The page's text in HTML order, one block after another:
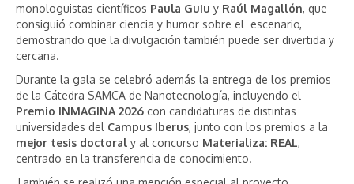
monologuistas científicos Paula Guiu y Raúl Magallón, que
consiguió combinar ciencia y humor sobre el escenario,
demostrando que la divulgación también puede ser divertida y
cercana.
Durante la gala se celebró además la entrega de los premios
de la Cátedra SAMCA de Nanotecnología, incluyendo el
Premio INMAGINA 2026 con candidaturas de distintas
universidades del Campus Iberus, junto con los premios a la
mejor tesis doctoral y al concurso Materializa: REAL,
centrado en la transferencia de conocimiento.